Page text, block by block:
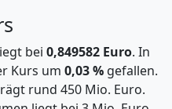
bei 0,849582 Euro. In
Kurs um 0,03 % gefallen.
rund 450 Mio. Euro.